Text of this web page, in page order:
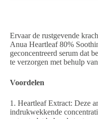
Ervaar de rustgevende
Anua Heartleaf 80%
geconcentreerd serum dat
te verzorgen met behulp
Voordelen
1. Heartleaf Extract: Deze
indrukwekkende